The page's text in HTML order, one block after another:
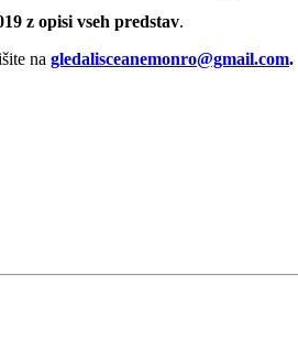
z opisi vseh predstav.
na gledalisceanemonro@gmail.com.